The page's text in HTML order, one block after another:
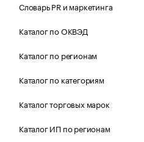
Словарь PR и маркетинга
Каталог по ОКВЭД
Каталог по регионам
Каталог по категориям
Каталог торговых марок
Каталог ИП по регионам